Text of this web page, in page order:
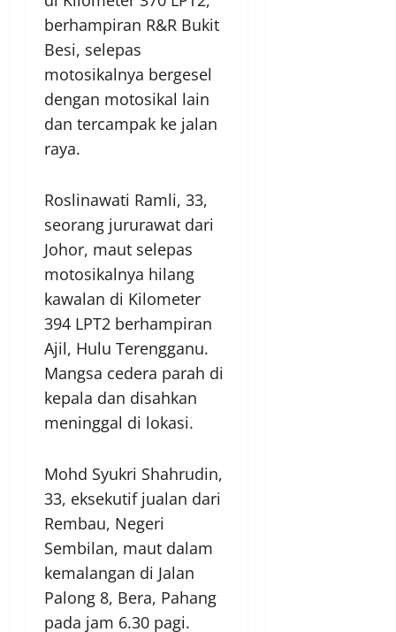
berhampiran R&R Bukit
Besi, selepas
motosikalnya bergesel
dengan motosikal lain
dan tercampak ke jalan
raya.
Roslinawati Ramli, 33,
seorang jururawat dari
Johor, maut selepas
motosikalnya hilang
kawalan di Kilometer
394 LPT2 berhampiran
Ajil, Hulu Terengganu.
Mangsa cedera parah di
kepala dan disahkan
meninggal di lokasi.
Mohd Syukri Shahrudin,
33, eksekutif jualan dari
Rembau, Negeri
Sembilan, maut dalam
kemalangan di Jalan
Palong 8, Bera, Pahang
pada jam 6.30 pagi.